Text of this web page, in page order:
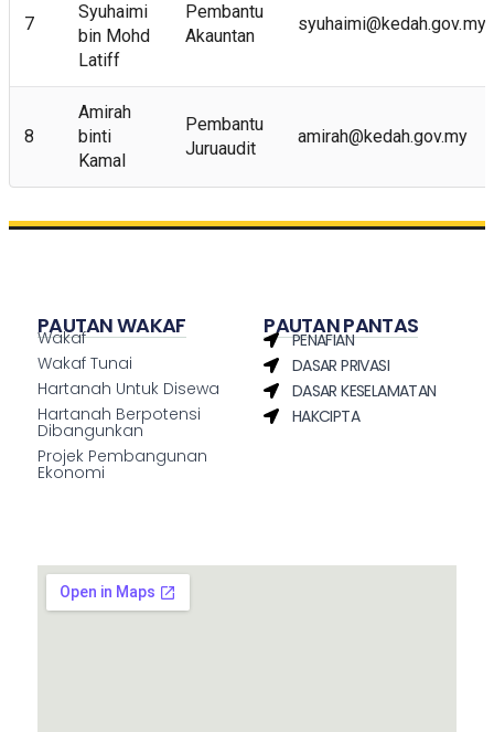
7
Syuhaimi
bin Mohd
Latiff
Pembantu
Akauntan
syuhaimi@kedah.gov.my
8
Amirah
binti
Kamal
Pembantu
Juruaudit
amirah@kedah.gov.my
PAUTAN WAKAF
Wakaf
Wakaf Tunai
Hartanah Untuk Disewa
Hartanah Berpotensi
Dibangunkan
Projek Pembangunan
Ekonomi
PAUTAN PANTAS
PENAFIAN
DASAR PRIVASI
DASAR KESELAMATAN
HAKCIPTA